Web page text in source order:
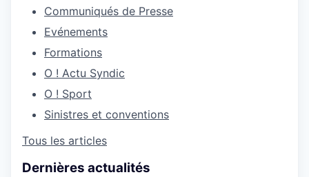
Communiqués de Presse
Evénements
Formations
O ! Actu Syndic
O ! Sport
Sinistres et conventions
Tous les articles
Dernières actualités